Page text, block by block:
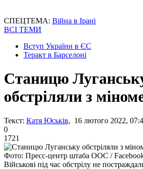
СПЕЦТЕМА: Війна в Ірані
ВСІ ТЕМИ
Вступ України в ЄС
Теракт в Барселоні
Станицю
обстріляли з
Текст: Катя Юськів, 16 лютого 2022,
0
1721
Фото: Пресс-центр штаба ООС /
Військові під час обстрілу не